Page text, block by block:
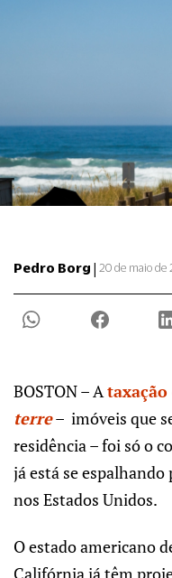
Pedro Borg | 20 de maio de
BOSTON – A
terre– imóveis que
residência – foi só o
já está se
nos Estados Unidos.
O estado americano
Califórnia já têm